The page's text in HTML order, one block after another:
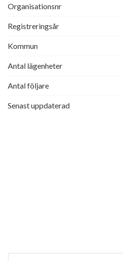
Organisationsnr
Registreringsår
Kommun
Antal lägenheter
Antal följare
Senast uppdaterad